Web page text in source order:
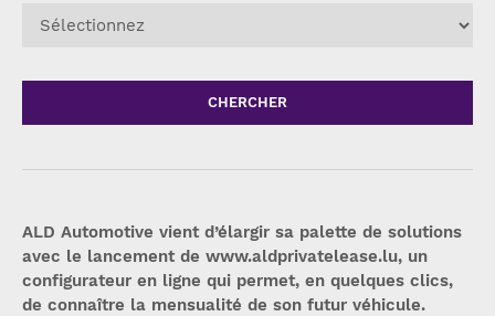
ALD Automotive vient d’élargir sa palette de solutions
avec le lancement de www.aldprivatelease.lu, un
configurateur en ligne qui permet, en quelques clics,
de connaître la mensualité de son futur véhicule.
CHERCHER